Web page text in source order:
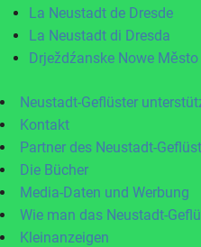
La Neustadt de Dresde
La Neustadt di Dresda
Drježdźanske Nowe Město
Neustadt-Geflüster
Kontakt
Partner des Neustadt-
Die Bücher
Media-Daten und Werbung
Wie man das Neustadt-
Kleinanzeigen